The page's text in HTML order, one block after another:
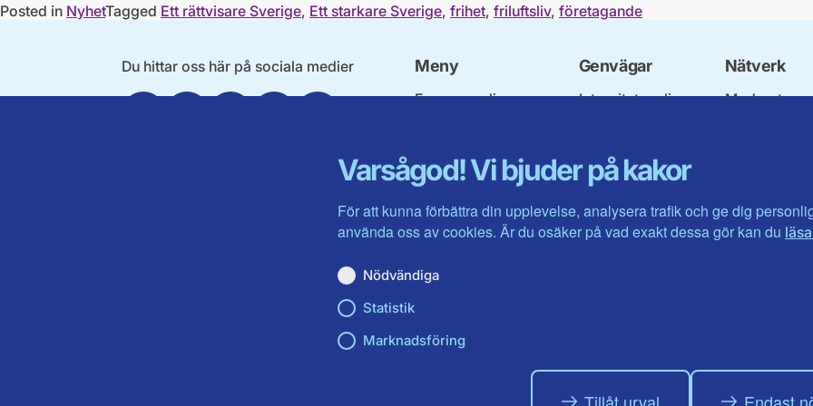
Varsågod! Vi bjuder på kakor
För att kunna förbättra din upplevelse, analysera trafik och ge dig
använda oss av cookies. Är du osäker på vad exakt dessa gör kan du
Nödvändiga
Statistik
Marknadsföring
Posted in NyhetTagged Ett rättvisare Sverige, Ett starkare Sverige, frihet, friluftsliv, företagande
Du hittar oss här på sociala medier
Facebook
X InstagramLinkedinYoutube
Meny
Engagera dig
Våra politiker
Vallöften 2026
Visa fler ...
Genvägar
Integritetspolicy
Intranätet
Nätverk
Moderata
Jarl
Stiftelsen